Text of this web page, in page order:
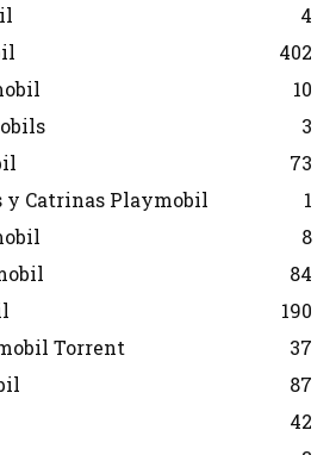
4
402
10
3
73
y Catrinas Playmobil
1
8
84
190
Torrent
37
87
42